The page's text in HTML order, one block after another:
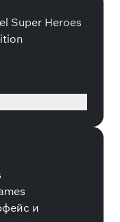
Super Heroes
и